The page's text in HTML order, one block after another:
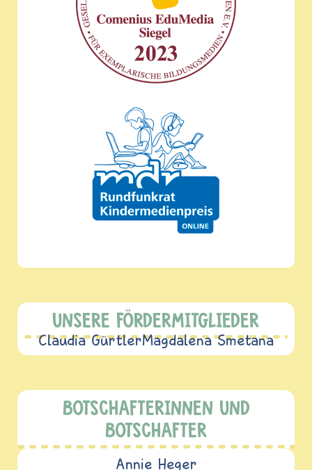
UNSERE FÖRDERMITGLIEDER
Claudia GürtlerMagdalena Smetana
BOTSCHAFTERINNEN UND
BOTSCHAFTER
Annie Heger